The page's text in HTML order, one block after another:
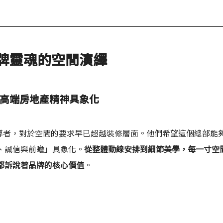
靈魂的空間演繹
端房地產精神具象化
，對於空間的要求早已超越裝修層面。他們希望這個總部能
誠信與前瞻」具象化。從整體動線安排到細節美學，每一寸空
訴說著品牌的核心價值 。